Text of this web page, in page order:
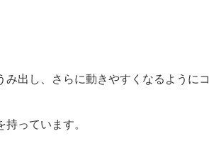
出し、さらに動きやすくなるようにコ
っています。